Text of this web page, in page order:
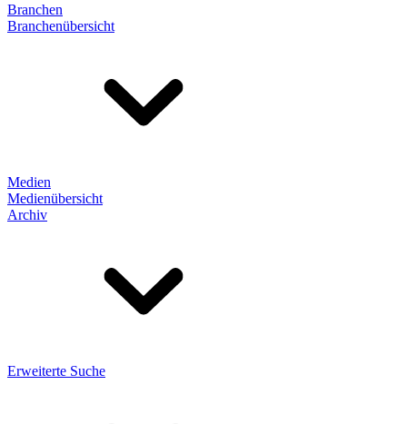
Branchen
Branchenübersicht
Medien
Medienübersicht
Archiv
Erweiterte Suche